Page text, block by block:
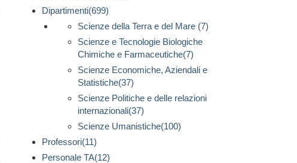
Dipartimenti(699)
Scienze della Terra e del Mare (7)
Scienze e Tecnologie Biologiche
Chimiche e Farmaceutiche(7)
Scienze Economiche, Aziendali e
Statistiche(37)
Scienze Politiche e delle relazioni
internazionali(37)
Scienze Umanistiche(100)
Professori(11)
Personale TA(12)